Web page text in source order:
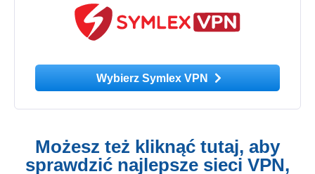
Wybierz Symlex VPN
Możesz też kliknąć tutaj, aby
sprawdzić najlepsze sieci VPN,